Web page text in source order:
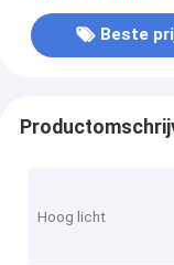
Beste
Hoog licht